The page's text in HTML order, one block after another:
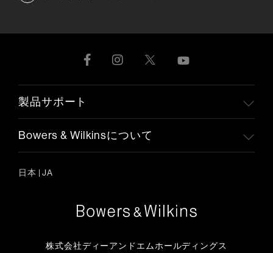
製品サポート
Bowers & Wilkinsについて
日本 | JA
株式会社ディーアンドエムホールディングス